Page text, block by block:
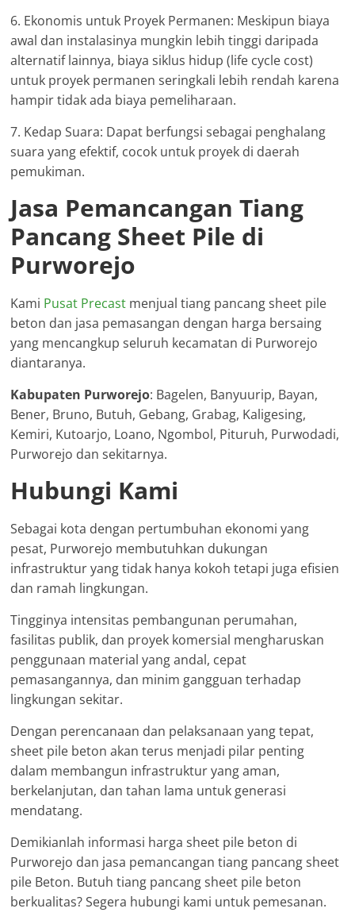
6. Ekonomis untuk Proyek Permanen: Meskipun biaya
awal dan instalasinya mungkin lebih tinggi daripada
alternatif lainnya, biaya siklus hidup (life cycle cost)
untuk proyek permanen seringkali lebih rendah karena
hampir tidak ada biaya pemeliharaan.
7. Kedap Suara: Dapat berfungsi sebagai penghalang
suara yang efektif, cocok untuk proyek di daerah
pemukiman.
Jasa Pemancangan Tiang
Pancang Sheet Pile di
Purworejo
Kami Pusat Precast menjual tiang pancang sheet pile
beton dan jasa pemasangan dengan harga bersaing
yang mencangkup seluruh kecamatan di Purworejo
diantaranya.
Kabupaten Purworejo: Bagelen, Banyuurip, Bayan,
Bener, Bruno, Butuh, Gebang, Grabag, Kaligesing,
Kemiri, Kutoarjo, Loano, Ngombol, Pituruh, Purwodadi,
Purworejo dan sekitarnya.
Hubungi Kami
Sebagai kota dengan pertumbuhan ekonomi yang
pesat, Purworejo membutuhkan dukungan
infrastruktur yang tidak hanya kokoh tetapi juga efisien
dan ramah lingkungan.
Tingginya intensitas pembangunan perumahan,
fasilitas publik, dan proyek komersial mengharuskan
penggunaan material yang andal, cepat
pemasangannya, dan minim gangguan terhadap
lingkungan sekitar.
Dengan perencanaan dan pelaksanaan yang tepat,
sheet pile beton akan terus menjadi pilar penting
dalam membangun infrastruktur yang aman,
berkelanjutan, dan tahan lama untuk generasi
mendatang.
Demikianlah informasi harga sheet pile beton di
Purworejo dan jasa pemancangan tiang pancang sheet
pile Beton. Butuh tiang pancang sheet pile beton
berkualitas? Segera hubungi kami untuk pemesanan.